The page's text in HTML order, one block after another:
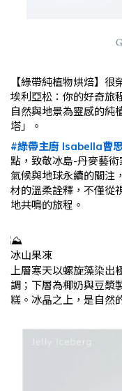
【綠帶純植物烘焙】
埃利亞松：你的好奇旅
自然與地景為靈感的
塔」。
#綠帶主廚 Isabella曹
點，致敬冰島-丹麥藝
氣候與地球永續的關注
材的溫柔詮釋，不僅從
地共鳴的旅程。
冰山果凍
上層寒天以螺旋藻染出
調；下層為椰奶與豆漿
糕。冰晶之上，是自然